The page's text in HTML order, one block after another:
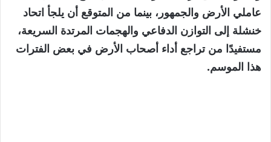
عاملي الأرض والجمهور، بينما من المتوقع أن يلجأ اتحاد
خنشلة إلى التوازن الدفاعي والهجمات المرتدة السريعة،
مستفيدًا من تراجع أداء أصحاب الأرض في بعض الفترات
هذا الموسم.